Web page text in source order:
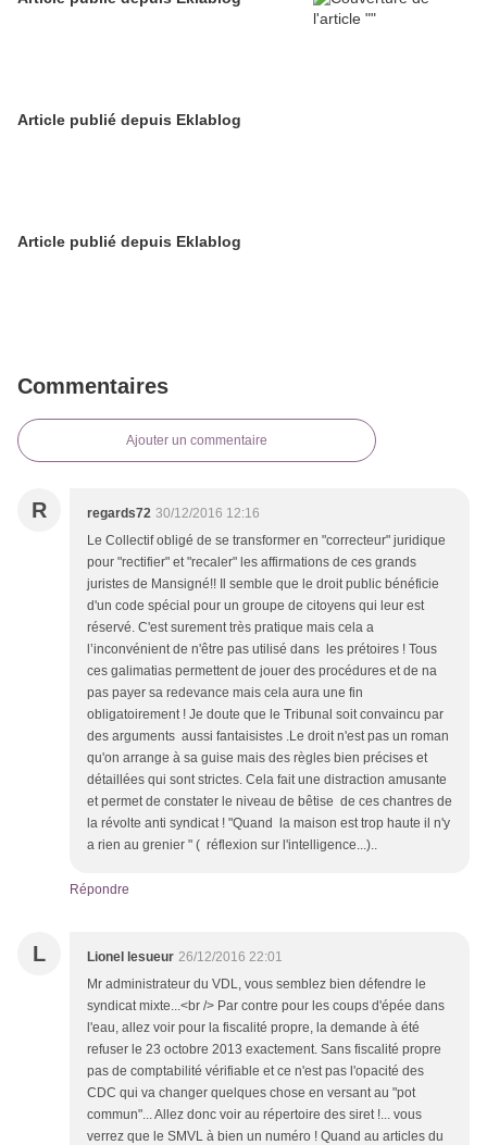
Article publié depuis Eklablog
Article publié depuis Eklablog
Commentaires
Ajouter un commentaire
R regards72 30/12/2016 12:16
Le Collectif obligé de se transformer en "correcteur" juridique
pour "rectifier" et "recaler" les affirmations de ces grands
juristes de Mansigné!! Il semble que le droit public bénéficie
d'un code spécial pour un groupe de citoyens qui leur est
réservé. C'est surement très pratique mais cela a
l’inconvénient de n'être pas utilisé dans les prétoires ! Tous
ces galimatias permettent de jouer des procédures et de na
pas payer sa redevance mais cela aura une fin
obligatoirement ! Je doute que le Tribunal soit convaincu par
des arguments aussi fantaisistes .Le droit n'est pas un roman
qu'on arrange à sa guise mais des règles bien précises et
détaillées qui sont strictes. Cela fait une distraction amusante
et permet de constater le niveau de bêtise de ces chantres de
la révolte anti syndicat ! "Quand la maison est trop haute il n'y
a rien au grenier " ( réflexion sur l'intelligence...)..
Répondre
L Lionel lesueur 26/12/2016 22:01
Mr administrateur du VDL, vous semblez bien défendre le
syndicat mixte...<br /> Par contre pour les coups d'épée dans
l'eau, allez voir pour la fiscalité propre, la demande à été
refuser le 23 octobre 2013 exactement. Sans fiscalité propre
pas de comptabilité vérifiable et ce n'est pas l'opacité des
CDC qui va changer quelques chose en versant au "pot
commun"... Allez donc voir au répertoire des siret !... vous
verrez que le SMVL à bien un numéro ! Quand au articles du